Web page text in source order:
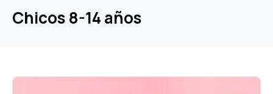
Chicos 8-14 años